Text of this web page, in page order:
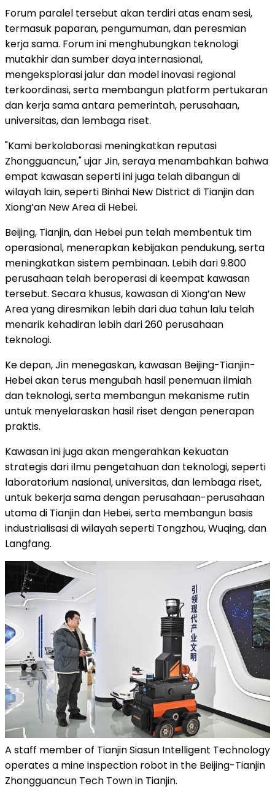
Forum paralel tersebut akan terdiri atas enam sesi,
termasuk paparan, pengumuman, dan peresmian
kerja sama. Forum ini menghubungkan teknologi
mutakhir dan sumber daya internasional,
mengeksplorasi jalur dan model inovasi regional
terkoordinasi, serta membangun platform pertukaran
dan kerja sama antara pemerintah, perusahaan,
universitas, dan lembaga riset.
"Kami berkolaborasi meningkatkan reputasi
Zhongguancun," ujar Jin, seraya menambahkan bahwa
empat kawasan seperti ini juga telah dibangun di
wilayah lain, seperti Binhai New District di Tianjin dan
Xiong’an New Area di Hebei.
Beijing, Tianjin, dan Hebei pun telah membentuk tim
operasional, menerapkan kebijakan pendukung, serta
meningkatkan sistem pembinaan. Lebih dari 9.800
perusahaan telah beroperasi di keempat kawasan
tersebut. Secara khusus, kawasan di Xiong’an New
Area yang diresmikan lebih dari dua tahun lalu telah
menarik kehadiran lebih dari 260 perusahaan
teknologi.
Ke depan, Jin menegaskan, kawasan Beijing-Tianjin-
Hebei akan terus mengubah hasil penemuan ilmiah
dan teknologi, serta membangun mekanisme rutin
untuk menyelaraskan hasil riset dengan penerapan
praktis.
Kawasan ini juga akan mengerahkan kekuatan
strategis dari ilmu pengetahuan dan teknologi, seperti
laboratorium nasional, universitas, dan lembaga riset,
untuk bekerja sama dengan perusahaan-perusahaan
utama di Tianjin dan Hebei, serta membangun basis
industrialisasi di wilayah seperti Tongzhou, Wuqing, dan
Langfang.
A staff member of Tianjin Siasun Intelligent Technology
operates a mine inspection robot in the Beijing-Tianjin
Zhongguancun Tech Town in Tianjin.